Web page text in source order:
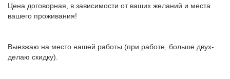
Цена договорная, в зависимости от ваших желаний и места
вашего проживания!
Выезжаю на место нашей работы (при работе, больше двух-
делаю скидку).